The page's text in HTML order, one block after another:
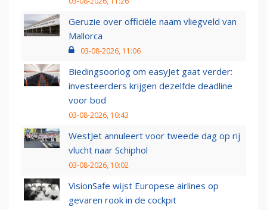
Geruzie over officiële naam vliegveld van
Mallorca
03-08-2026, 11:06
Biedingsoorlog om easyJet gaat verder:
investeerders krijgen dezelfde deadline
voor bod
03-08-2026, 10:43
WestJet annuleert voor tweede dag op rij
vlucht naar Schiphol
03-08-2026, 10:02
VisionSafe wijst Europese airlines op
gevaren rook in de cockpit